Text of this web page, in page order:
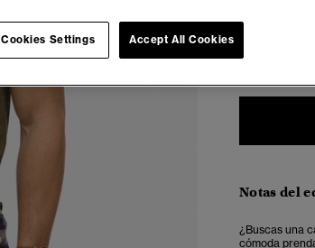
Notas del
¿Buscas una
cómoda
Accept All Cookies
Cookies Settings